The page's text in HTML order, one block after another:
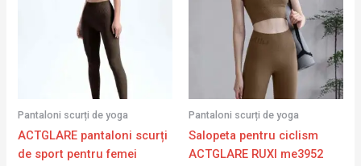
Pantaloni scurți de yoga
ACTGLARE pantaloni scurți
de sport pentru femei
Pantaloni scurți de yoga
Salopeta pentru ciclism
ACTGLARE RUXI me3952